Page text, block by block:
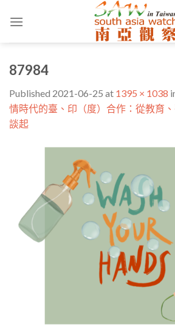
87984
Published 2021-06-25 at 1395 × 1038
情時代的臺、印（度）合作：從教育
談起